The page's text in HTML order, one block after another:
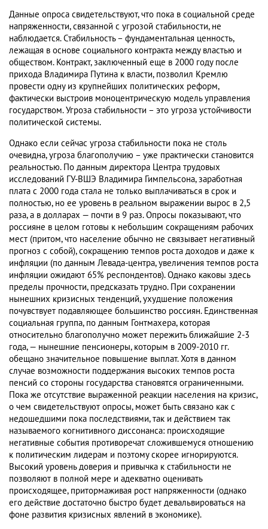
Данные опроса свидетельствуют, что пока в социальной среде
напряженности, связанной с угрозой стабильности, не
наблюдается. Стабильность – фундаментальная ценность,
лежащая в основе социального контракта между властью и
обществом. Контракт, заключенный еще в 2000 году после
прихода Владимира Путина к власти, позволил Кремлю
провести одну из крупнейших политических реформ,
фактически выстроив моноцентрическую модель управления
государством. Угроза стабильности – это угроза устойчивости
политической системы.
Однако если сейчас угроза стабильности пока не столь
очевидна, угроза благополучию – уже практически становится
реальностью. По данным директора Центра трудовых
исследований ГУ-ВШЭ Владимира Гимпельсона, заработная
плата с 2000 года стала не только выплачиваться в срок и
полностью, но ее уровень в реальном выражении вырос в 2,5
раза, а в долларах — почти в 9 раз. Опросы показывают, что
россияне в целом готовы к небольшим сокращениям рабочих
мест (притом, что население обычно не связывает негативный
прогноз с собой), сокращению темпов роста доходов и даже к
инфляции (по данным Левада-центра, увеличения темпов роста
инфляции ожидают 65% респондентов). Однако каковы здесь
пределы прочности, предсказать трудно. При сохранении
нынешних кризисных тенденций, ухудшение положения
почувствует подавляющее большинство россиян. Единственная
социальная группа, по данным Гонтмахера, которая
относительно благополучно может пережить ближайшие 2-3
года, — нынешние пенсионеры, которым в 2009-2010 гг.
обещано значительное повышение выплат. Хотя в данном
случае возможности поддержания высоких темпов роста
пенсий со стороны государства становятся ограниченными.
Пока же отсутствие выраженной реакции населения на кризис,
о чем свидетельствуют опросы, может быть связано как с
недошедшими пока последствиями, так и действием так
называемого когнитивного диссонанса: происходящие
негативные события противоречат сложившемуся отношению
к политическим лидерам и поэтому скорее игнорируются.
Высокий уровень доверия и привычка к стабильности не
позволяют в полной мере и адекватно оценивать
происходящее, притормаживая рост напряженности (однако
его действие достаточно быстро будет девальвироваться на
фоне развития кризисных явлений в экономике).